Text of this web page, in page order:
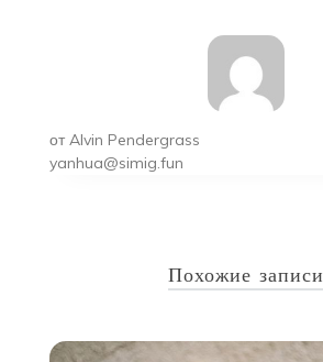
от Alvin Pendergrass
yanhua@simig.fun
Похожие записи